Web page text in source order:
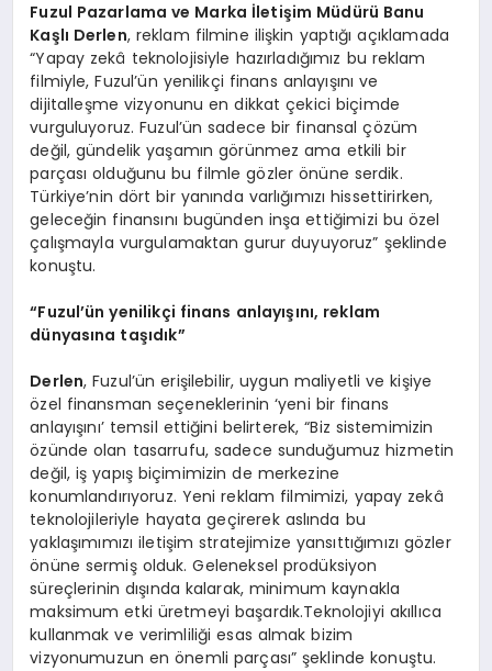
Fuzul Pazarlama ve Marka İletişim Müdürü Banu
Kaşlı Derlen, reklam filmine ilişkin yaptığı açıklamada
“Yapay zekâ teknolojisiyle hazırladığımız bu reklam
filmiyle, Fuzul’ün yenilikçi finans anlayışını ve
dijitalleşme vizyonunu en dikkat çekici biçimde
vurguluyoruz. Fuzul’ün sadece bir finansal çözüm
değil, gündelik yaşamın görünmez ama etkili bir
parçası olduğunu bu filmle gözler önüne serdik.
Türkiye’nin dört bir yanında varlığımızı hissettirirken,
geleceğin finansını bugünden inşa ettiğimizi bu özel
çalışmayla vurgulamaktan gurur duyuyoruz” şeklinde
konuştu.
“Fuzul’ün yenilikçi finans anlayışını, reklam
dünyasına taşıdık”
Derlen, Fuzul’ün erişilebilir, uygun maliyetli ve kişiye
özel finansman seçeneklerinin ‘yeni bir finans
anlayışını’ temsil ettiğini belirterek, “Biz sistemimizin
özünde olan tasarrufu, sadece sunduğumuz hizmetin
değil, iş yapış biçimimizin de merkezine
konumlandırıyoruz. Yeni reklam filmimizi, yapay zekâ
teknolojileriyle hayata geçirerek aslında bu
yaklaşımımızı iletişim stratejimize yansıttığımızı gözler
önüne sermiş olduk. Geleneksel prodüksiyon
süreçlerinin dışında kalarak, minimum kaynakla
maksimum etki üretmeyi başardık.Teknolojiyi akıllıca
kullanmak ve verimliliği esas almak bizim
vizyonumuzun en önemli parçası” şeklinde konuştu.